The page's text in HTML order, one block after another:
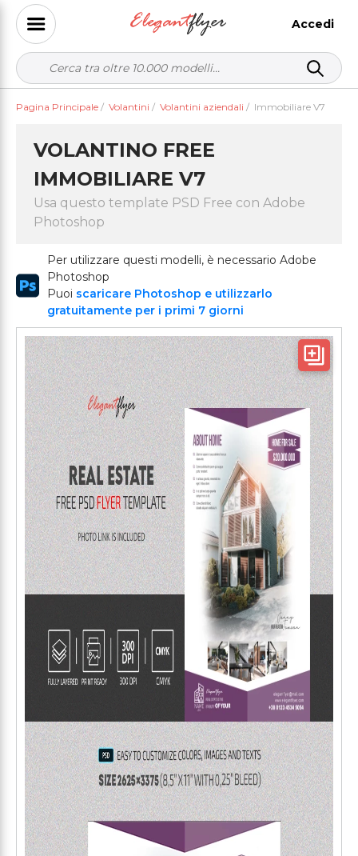
Accedi
Pagina Principale / Volantini / Volantini aziendali / Immobiliare V7
VOLANTINO FREE
IMMOBILIARE V7
Usa questo template PSD Free con Adobe
Photoshop
Per utilizzare questi modelli, è necessario Adobe
Photoshop
Puoi scaricare Photoshop e utilizzarlo
gratuitamente per i primi 7 giorni